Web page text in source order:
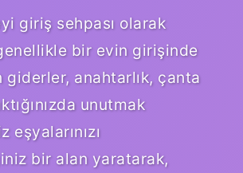
giriş sehpası olarak
bir evin girişinde
anahtarlık, çanta
unutmak
eşyalarınızı
bir alan yaratarak,